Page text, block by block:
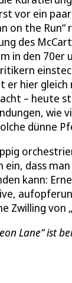
vor ein
on the
des
in den 70er
er hier gleich
– heute
wie
dünne
ein, dass
kann:
Zwilling von
Lane“ ist